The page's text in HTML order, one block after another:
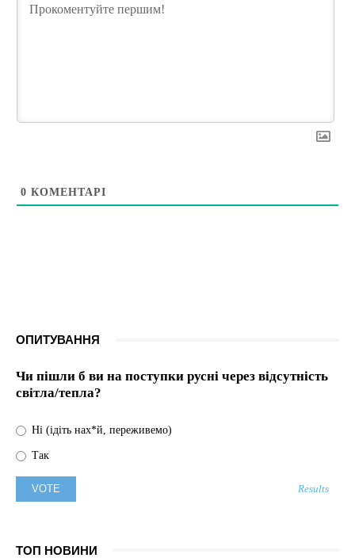
0 КОМЕНТАРІ
ОПИТУВАННЯ
Чи пішли б ви на поступки русні через відсутність
світла/тепла?
Ні (ідіть нах*й, переживемо)
Так
Results
ТОП НОВИНИ